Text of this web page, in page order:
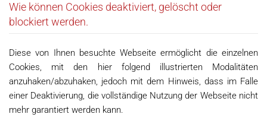
Wie können Cookies deaktiviert, gelöscht oder
blockiert werden.
Diese von Ihnen besuchte Webseite ermöglicht die einzelnen
Cookies, mit den hier folgend illustrierten Modalitäten
anzuhaken/abzuhaken, jedoch mit dem Hinweis, dass im Falle
einer Deaktivierung, die vollständige Nutzung der Webseite nicht
mehr garantiert werden kann.